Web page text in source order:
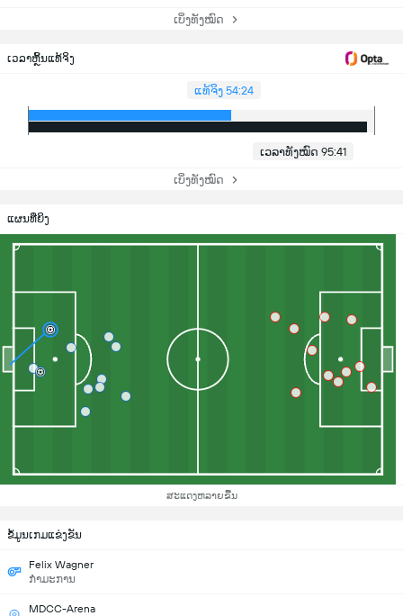
ເບິ່ງທັງໝົດ
ເວລາຫຼິ້ນແທ້ຈິງ
ແທ້ຈິງ 54:24
ເວລາທັງໝົດ 95:41
ເບິ່ງທັງໝົດ
ແຜນທີ່ຍິງ
ສະແດງຫລາຍຂື້ນ
ຂ້ໍມູນເກມແຂ່ງຂັນ
Felix Wagner
ກຳມະການ
MDCC-Arena